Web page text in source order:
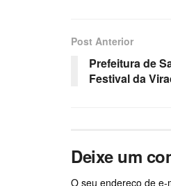
Post Anterior
Prefeitura de
Festival da
Deixe um
O seu endereço de